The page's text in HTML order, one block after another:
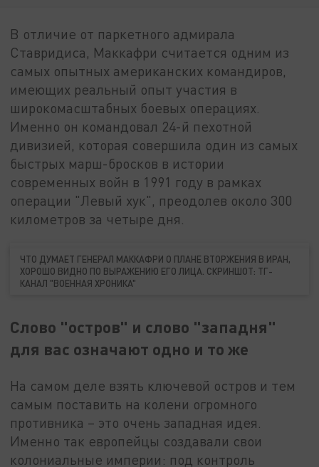
В отличие от паркетного адмирала
Ставридиса, Маккафри считается одним из
самых опытных американских командиров,
имеющих реальный опыт участия в
широкомасштабных боевых операциях.
Именно он командовал 24-й пехотной
дивизией, которая совершила один из самых
быстрых марш-бросков в истории
современных войн в 1991 году в рамках
операции "Левый хук", преодолев около 300
километров за четыре дня.
ЧТО ДУМАЕТ ГЕНЕРАЛ МАККАФРИ О ПЛАНЕ ВТОРЖЕНИЯ В ИРАН,
ХОРОШО ВИДНО ПО ВЫРАЖЕНИЮ ЕГО ЛИЦА. СКРИНШОТ: ТГ-
КАНАЛ "ВОЕННАЯ ХРОНИКА"
Слово "остров" и слово "западня"
для вас означают одно и то же
На самом деле взять ключевой остров и тем
самым поставить на колени огромного
противника – это очень западная идея.
Именно так европейцы создавали свои
колониальные империи: под контроль